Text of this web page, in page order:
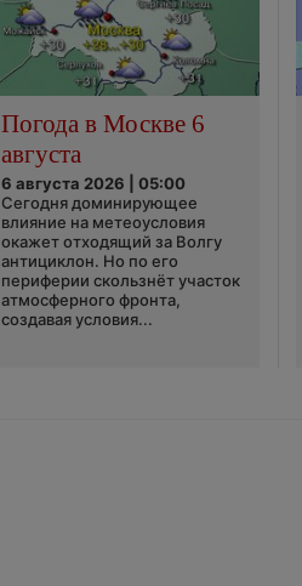
Погода в Москве 6
августа
6 августа 2026 | 05:00
Сегодня доминирующее
влияние на метеоусловия
окажет отходящий за Волгу
антициклон. Но по его
периферии скользнёт участок
атмосферного фронта,
создавая условия...